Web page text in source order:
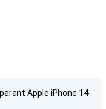
Apple iPhone 14